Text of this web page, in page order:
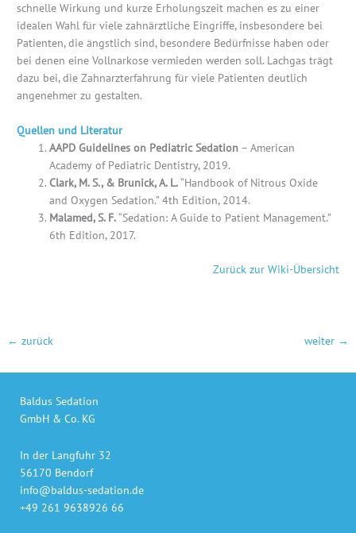
schnelle Wirkung und kurze Erholungszeit machen es zu einer
idealen Wahl für viele zahnärztliche Eingriffe, insbesondere bei
Patienten, die ängstlich sind, besondere Bedürfnisse haben oder
bei denen eine Vollnarkose vermieden werden soll. Lachgas trägt
dazu bei, die Zahnarzterfahrung für viele Patienten deutlich
angenehmer zu gestalten.
Quellen und Literatur
AAPD Guidelines on Pediatric Sedation – American
Academy of Pediatric Dentistry, 2019.
Clark, M. S., & Brunick, A. L.“Handbook of Nitrous Oxide
and Oxygen Sedation.” 4th Edition, 2014.
Malamed, S. F.“Sedation: A Guide to Patient Management.”
6th Edition, 2017.
Zurück zur Wiki-Übersicht
← zurück weiter →
Baldus Sedation
GmbH & Co. KG
In der Langfuhr 32
56170 Bendorf
info@baldus-sedation.de
+49 261 9638926 66